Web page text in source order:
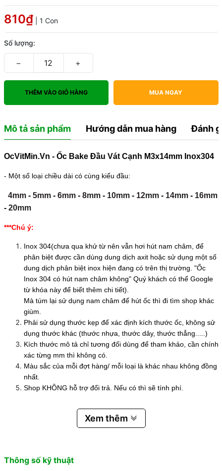
810₫ | 1 Con
Số lượng:
− +
THÊM VÀO GIỎ HÀNG MUA NGAY
Mô tả sản phẩm Hướng dẫn mua hàng Đánh
OcVitMin.Vn - Ốc Bake Đầu Vát Cạnh M3x14mm Inox304
- Một số loại chiều dài có cùng kiểu đầu:
4mm- 5mm- 6mm- 8mm- 10mm- 12mm- 14mm- 16mm
- 20mm
***Chú ý:
Inox 304(chưa qua khử từ nên vẫn hơi hút nam châm, để
phân biệt được cần dùng dung dịch axit hoặc sử dụng một số
dung dịch phân biệt inox hiện đang có trên thị trường. "Ốc
Inox 304 có hút nam châm không" Quý khách có thể Google
từ khóa này để biết thêm chi tiết).
Mà túm lại sử dụng nam châm để hút ốc thì đi tìm shop khác
giùm.
Phải sử dụng thước kẹp để xác định kích thước ốc, không sử
dụng thước khác (thước nhựa, thước dây, thước thẳng.....)
Kích thước mô tả chỉ tương đối dùng để tham khảo, cần chính
xác từng mm thì không có.
Màu sắc của mỗi đợt hàng/ mỗi loại là khác nhau không đồng
nhất.
Shop KHÔNG hỗ trợ đổi trả. Nếu có thì sẽ tính phí.
Xem thêm
Thông số kỹ thuật